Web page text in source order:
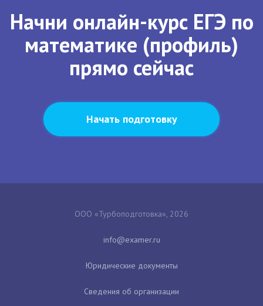
Начни онлайн-курс ЕГЭ по
математике (профиль)
прямо сейчас
Начать подготовку
ООО «Турбоподготовка», 2026
Юридические документы
Сведения об организации